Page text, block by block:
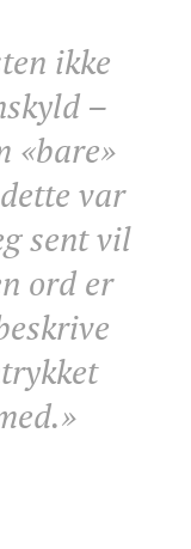
ikke
–
«bare»
var
sent vil
ord er